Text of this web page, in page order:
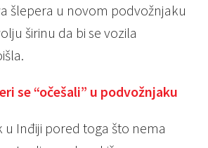
šlepera u novom podvožnjaku
širinu da bi se vozila
se “očešali” u podvožnjaku
u Inđiji pored toga što nema